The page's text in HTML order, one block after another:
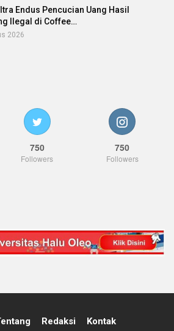
Endus Pencucian Uang Hasil
Ilegal di Coffee…
2026
750
Followers
750
Followers
Redaksi Kontak